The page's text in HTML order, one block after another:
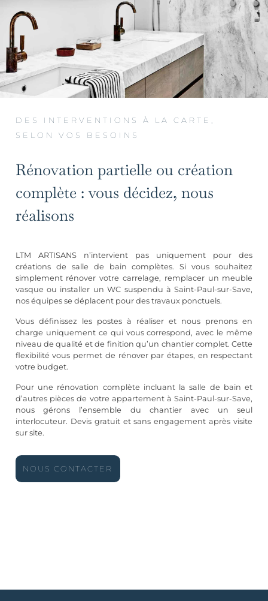
DES INTERVENTIONS À LA CARTE,
SELON VOS BESOINS
Rénovation partielle ou création
complète : vous décidez, nous
réalisons
LTM ARTISANS n’intervient pas uniquement pour des
créations de salle de bain complètes. Si vous souhaitez
simplement rénover votre carrelage, remplacer un meuble
vasque ou installer un WC suspendu à Saint-Paul-sur-Save,
nos équipes se déplacent pour des travaux ponctuels.
Vous définissez les postes à réaliser et nous prenons en
charge uniquement ce qui vous correspond, avec le même
niveau de qualité et de finition qu’un chantier complet. Cette
flexibilité vous permet de rénover par étapes, en respectant
votre budget.
Pour une rénovation complète incluant la salle de bain et
d’autres pièces de votre appartement à Saint-Paul-sur-Save,
nous gérons l’ensemble du chantier avec un seul
interlocuteur. Devis gratuit et sans engagement après visite
sur site.
NOUS CONTACTER